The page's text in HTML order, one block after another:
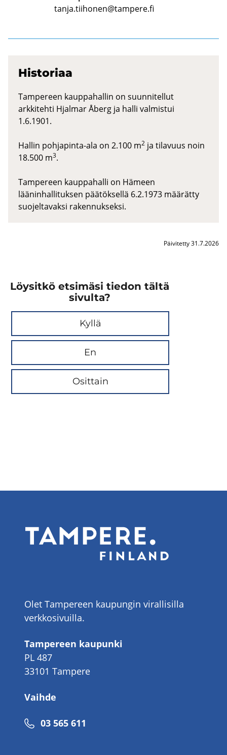
tanja.tiihonen@tampere.fi
His­to­ri­aa
Tampereen kauppahallin on suunnitellut
arkkitehti Hjalmar Åberg ja halli valmistui
1.6.1901.
Hallin pohjapinta-ala on 2.100 m2 ja tilavuus noin
18.500 m3.
Tampereen kauppahalli on Hämeen
lääninhallituksen päätöksellä 6.2.1973 määrätty
suojeltavaksi rakennukseksi.
Päivitetty 31.7.2026
Löysitkö etsimäsi tiedon tältä
sivulta?
Kyllä
En
Osittain
Olet Tampereen kaupungin virallisilla
verkkosivuilla.
Tampereen kaupunki
PL 487
33101 Tampere
Vaihde
Puhelinnumero
03 565 611